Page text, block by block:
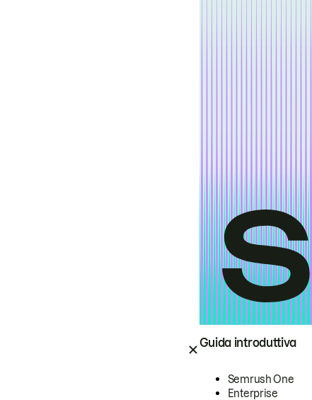
Guida introduttiva
Semrush One
Enterprise